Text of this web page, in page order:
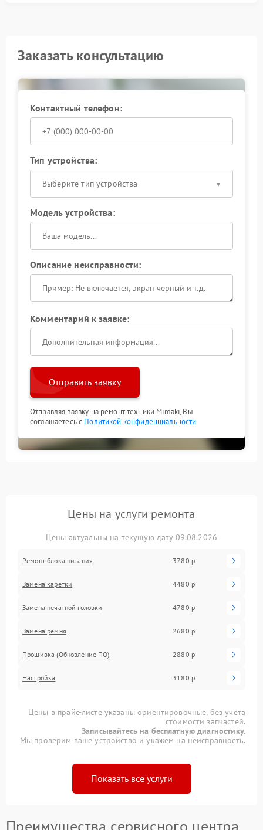
Заказать консультацию
Контактный телефон:
Тип устройства:
Выберите тип устройства
Модель устройства:
Описание неисправности:
Комментарий к заявке:
Отправить заявку
Отправляя заявку на ремонт техники Mimaki, Вы
соглашаетесь с Политикой конфиденциальности
Цены на услуги ремонта
Цены актуальны на текущую дату 09.08.2026
Ремонт блока питания 3780 р
Замена каретки 4480 р
Замена печатной головки 4780 р
Замена ремня 2680 р
Прошивка (Обновление ПО) 2880 р
Настройка 3180 р
Цены в прайс-листе указаны ориентировочные, без учета
стоимости запчастей.
Записывайтесь на бесплатную диагностику.
Мы проверим ваше устройство и укажем на неисправность.
Показать все услуги
Преимущества сервисного центра